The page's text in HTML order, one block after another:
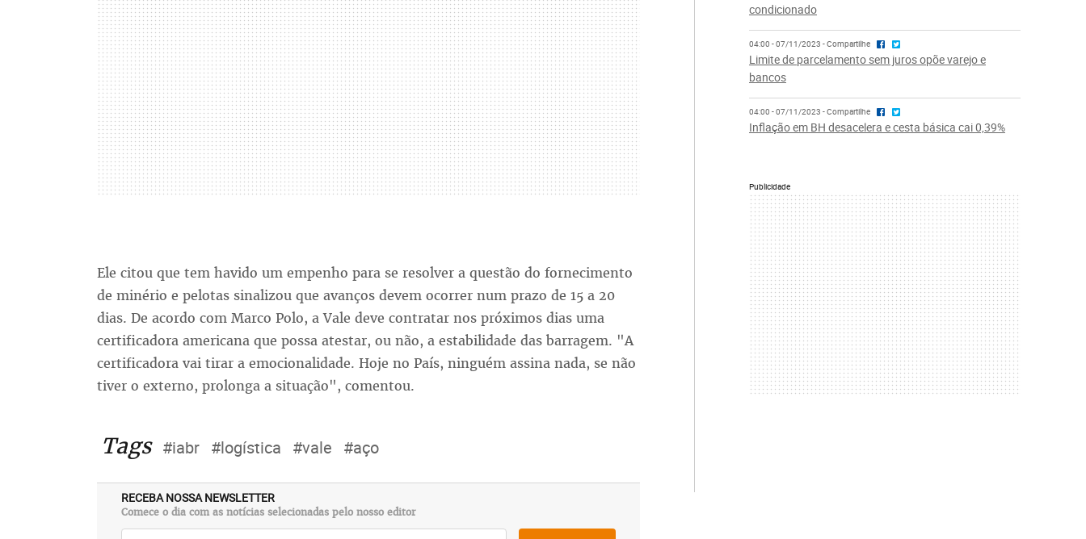
Ele citou que tem havido um empenho para se resolver a questão do fornecimento
de minério e pelotas sinalizou que avanços devem ocorrer num prazo de 15 a 20
dias. De acordo com Marco Polo, a Vale deve contratar nos próximos dias uma
certificadora americana que possa atestar, ou não, a estabilidade das barragem. "A
certificadora vai tirar a emocionalidade. Hoje no País, ninguém assina nada, se não
tiver o externo, prolonga a situação", comentou.
Tags #iabr #logística #vale #aço
RECEBA NOSSA NEWSLETTER
Comece o dia com as notícias selecionadas pelo nosso editor
condicionado
04:00 - 07/11/2023 - Compartilhe
Limite de parcelamento sem juros opõe varejo e
bancos
04:00 - 07/11/2023 - Compartilhe
Inflação em BH desacelera e cesta básica cai 0,39%
Publicidade